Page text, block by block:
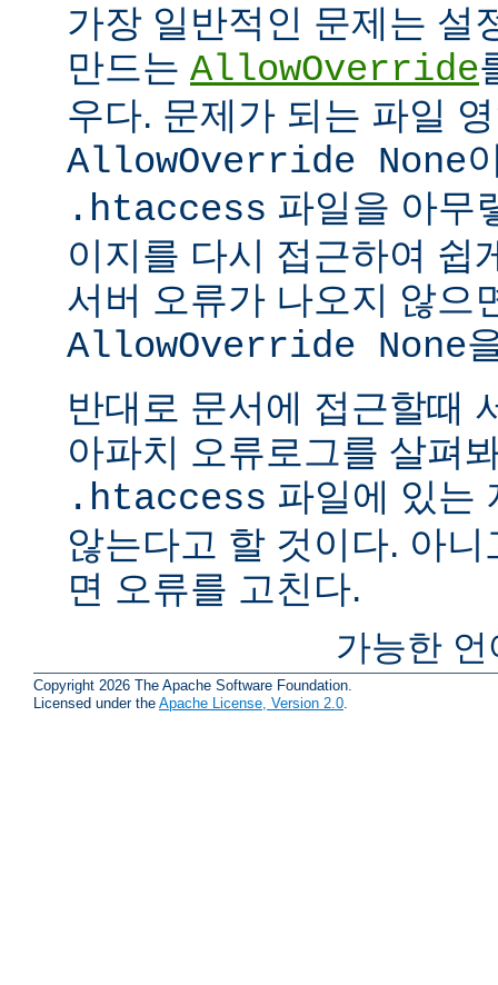
가장 일반적인 문제는 설
만드는 AllowOverride
우다. 문제가 되는 파일
AllowOverride None
.htaccess 파일을 아무
이지를 다시 접근하여 쉽
서버 오류가 나오지 않으
AllowOverride None
반대로 문서에 접근할때
아파치 오류로그를 살펴
.htaccess 파일에 있는
않는다고 할 것이다. 아
면 오류를 고친다.
가능한
Copyright 2026 The Apache Software Foundation.
Licensed under the Apache License, Version 2.0